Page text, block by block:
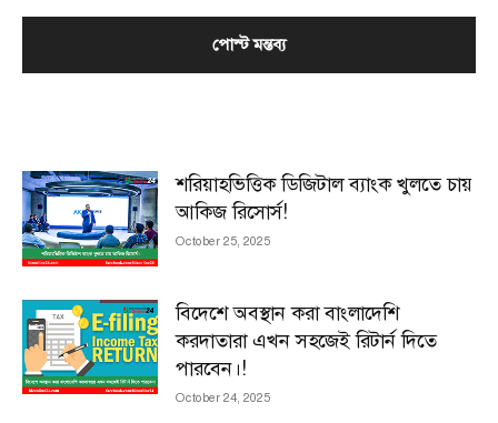
শরিয়াহভিত্তিক ডিজিটাল ব্যাংক খুলতে চায়
আকিজ রিসোর্স!
October 25, 2025
বিদেশে অবস্থান করা বাংলাদেশি
করদাতারা এখন সহজেই রিটার্ন দিতে
পারবেন।!
October 24, 2025